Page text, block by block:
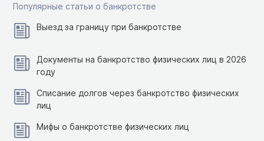
Популярные статьи о банкротстве
Выезд за границу при банкротстве
Документы на банкротство физических лиц в 2026
году
Списание долгов через банкротство физических
лиц
Мифы о банкротстве физических лиц